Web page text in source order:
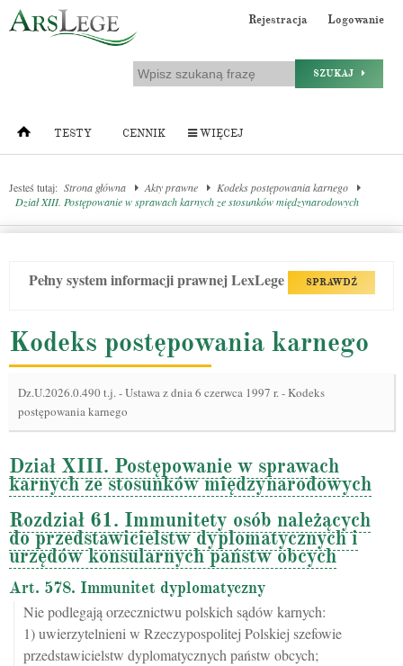
Rejestracja Logowanie
SZUKAJ
TESTY CENNIK WIĘCEJ
Jesteś tutaj: Strona główna Akty prawne
Kodeks postępowania karnego
Dział XIII. Postępowanie w sprawach karnych ze stosunków międzynarodowych
Pełny system informacji prawnej LexLege SPRAWDŹ
Kodeks postępowania karnego
Dz.U.2026.0.490 t.j.-Ustawa z dnia 6 czerwca 1997 r. - Kodeks
postępowania karnego
Dział XIII. Postępowanie w sprawach
karnych ze stosunków międzynarodowych
Rozdział 61. Immunitety osób należących
do przedstawicielstw dyplomatycznych i
urzędów konsularnych państw obcych
Art. 578. Immunitet dyplomatyczny
Nie podlegają orzecznictwu polskich sądów karnych:
1) uwierzytelnieni w Rzeczypospolitej Polskiej szefowie
przedstawicielstw dyplomatycznych państw obcych;